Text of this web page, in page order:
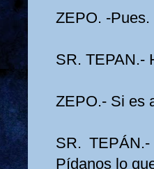
ZEPO. -Pues.
SR. TEPAN.-
ZEPO.- Si es
SR.
Pídanos lo